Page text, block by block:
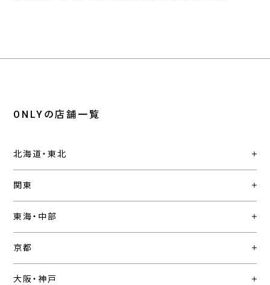
ONLYの店舗一覧
北海道・東北
関東
東海・中部
京都
大阪・神戸